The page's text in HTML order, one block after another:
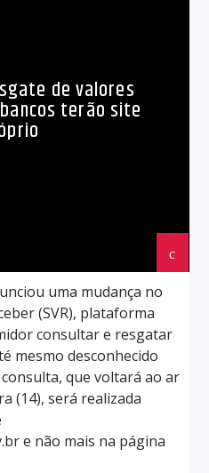
de valores
terão site
uma mudança no
(SVR), plataforma
consultar e resgatar
mesmo desconhecido
que voltará ao ar
(14), será realizada
e não mais na página